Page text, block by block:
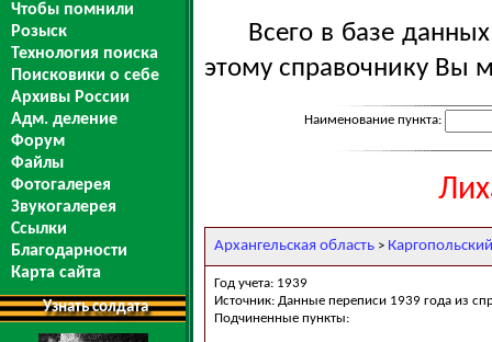
Чтобы помнили
Розыск
Технология поиска
Поисковики о себе
Архивы России
Адм. деление
Форум
Файлы
Фотогалерея
Звукогалерея
Ссылки
Благодарности
Карта сайта
Узнать солдата
Всего в базе
этому справочнику Вы
Наименование пункта:
Архангельская область >
Год учета: 1939
Источник: Данные переписи 1939 года из
Подчиненные пункты: